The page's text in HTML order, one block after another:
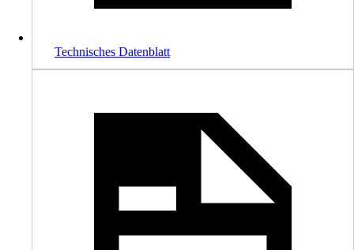
Technisches Datenblatt